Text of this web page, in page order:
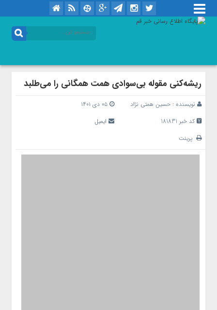
ریشه‌کنی مقوله‌ بی‌سوادی همت همگانی را می‌طلبد
نویسنده : حسین همتی نژاد
۰۵ دی ۱۴۰۱
کد خبر 181831
ایمیل
پرینت